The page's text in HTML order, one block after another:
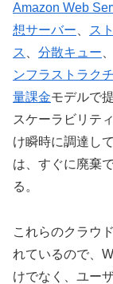
Amazon Web
想サーバー
ス
ス
分散キュー
ンフラストラク
量課金モデルで
スケーラビリテ
け瞬時に調達し
は、すぐに廃棄
る。
これらのクラウ
れているので、
けでなく、ユー